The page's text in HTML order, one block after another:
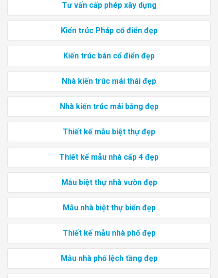
Tư vấn cấp phép xây dựng
Kiến trúc Pháp cổ điển đẹp
Kiến trúc bán cổ điển đẹp
Nhà kiến trúc mái thái đẹp
Nhà kiến trúc mái bằng đẹp
Thiết kế mẫu biệt thự đẹp
Thiết kế mẫu nhà cấp 4 đẹp
Mẫu biệt thự nhà vườn đẹp
Mẫu nhà biệt thự biển đẹp
Thiết kế mẫu nhà phố đẹp
Mẫu nhà phố lệch tầng đẹp